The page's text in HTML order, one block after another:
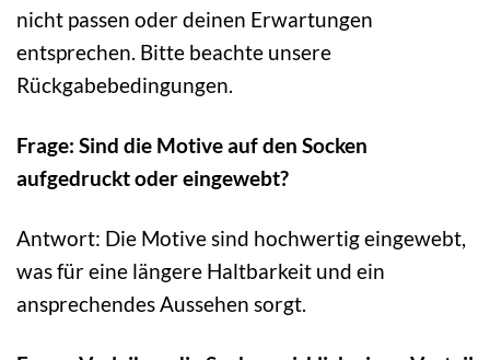
nicht passen oder deinen Erwartungen
entsprechen. Bitte beachte unsere
Rückgabebedingungen.
Frage: Sind die Motive auf den Socken
aufgedruckt oder eingewebt?
Antwort: Die Motive sind hochwertig eingewebt,
was für eine längere Haltbarkeit und ein
ansprechendes Aussehen sorgt.